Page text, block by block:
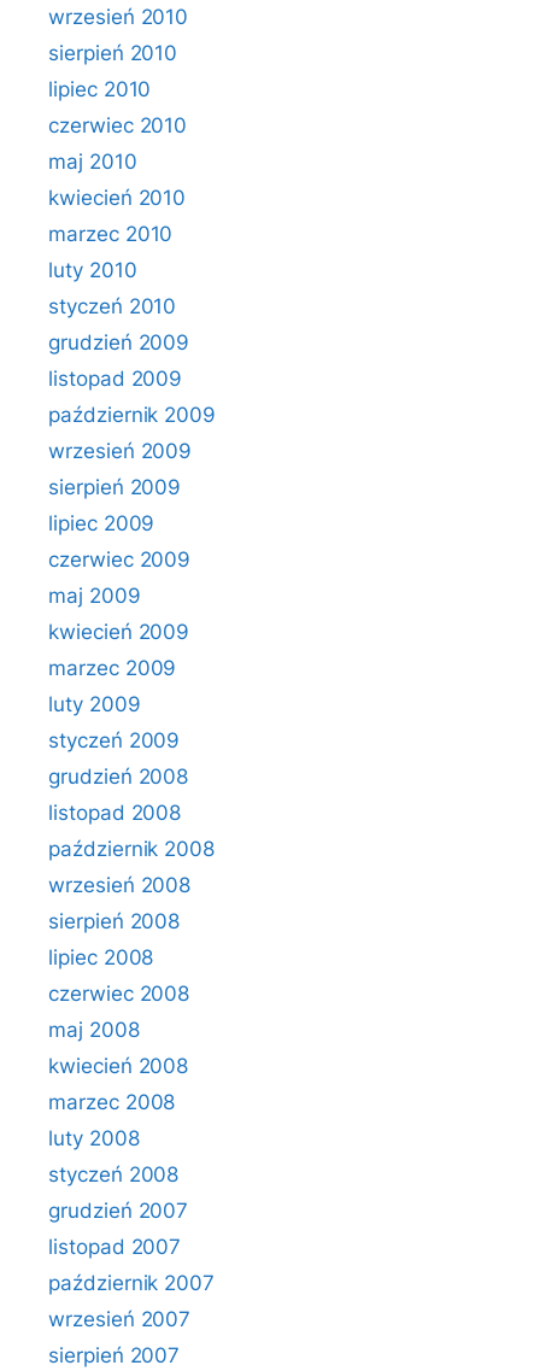
wrzesień 2010
sierpień 2010
lipiec 2010
czerwiec 2010
maj 2010
kwiecień 2010
marzec 2010
luty 2010
styczeń 2010
grudzień 2009
listopad 2009
październik 2009
wrzesień 2009
sierpień 2009
lipiec 2009
czerwiec 2009
maj 2009
kwiecień 2009
marzec 2009
luty 2009
styczeń 2009
grudzień 2008
listopad 2008
październik 2008
wrzesień 2008
sierpień 2008
lipiec 2008
czerwiec 2008
maj 2008
kwiecień 2008
marzec 2008
luty 2008
styczeń 2008
grudzień 2007
listopad 2007
październik 2007
wrzesień 2007
sierpień 2007